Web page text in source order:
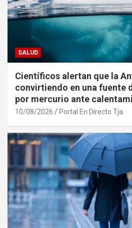
SALUD
Científicos alertan que la
convirtiendo en una fuente
por mercurio ante
10/08/2026 Portal En Directo Tja.